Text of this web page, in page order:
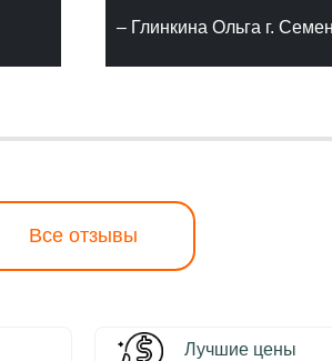
– Глинкина Ольга г.
Все отзывы
Лучшие цены